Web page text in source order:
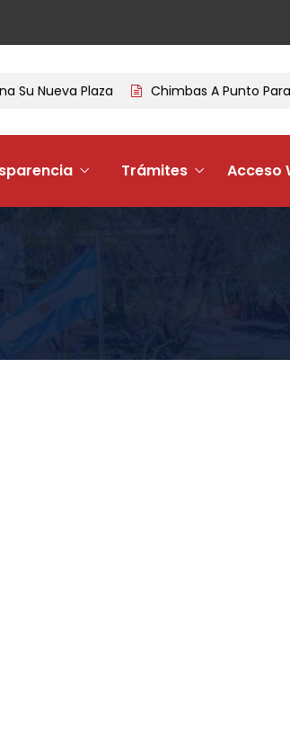
Nueva Plaza Chimbas A Punto Para
Trámites Acceso